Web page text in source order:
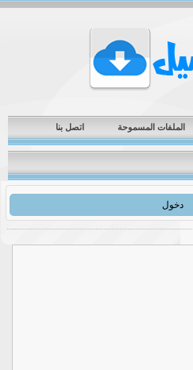
الملفات المسموحة اتصل بنا
دخول